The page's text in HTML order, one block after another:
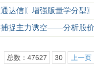
通达信〖增强版量学分型
捕捉主力诱空——分析股价
总数：47627 30 上一页